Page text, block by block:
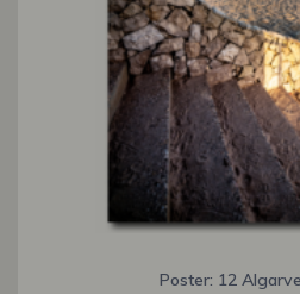
Poster: 12